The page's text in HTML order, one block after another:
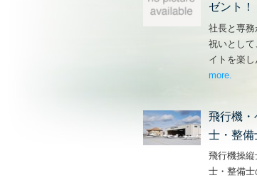
ゼント！
社長と専
祝いとして
イトを楽し
more – ‘
飛行機
士・整備
飛行機操
士・整備士